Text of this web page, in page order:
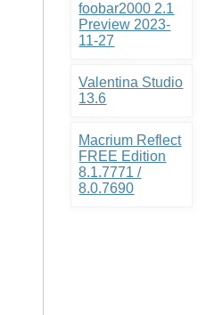
foobar2000 2.1
Preview 2023-
11-27
Valentina Studio
13.6
Macrium Reflect
FREE Edition
8.1.7771 /
8.0.7690